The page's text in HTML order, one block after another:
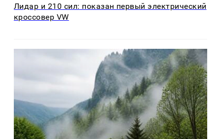
Лидар и 210 сил: показан первый электрический
кроссовер VW